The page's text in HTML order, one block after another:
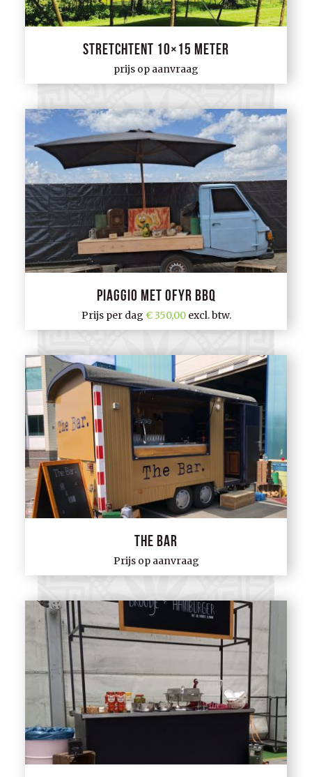
Stretchtent 10×15 meter
prijs op aanvraag
Piaggio met Ofyr BBQ
Prijs per dag 350,00excl. btw.
The Bar
Prijs op aanvraag